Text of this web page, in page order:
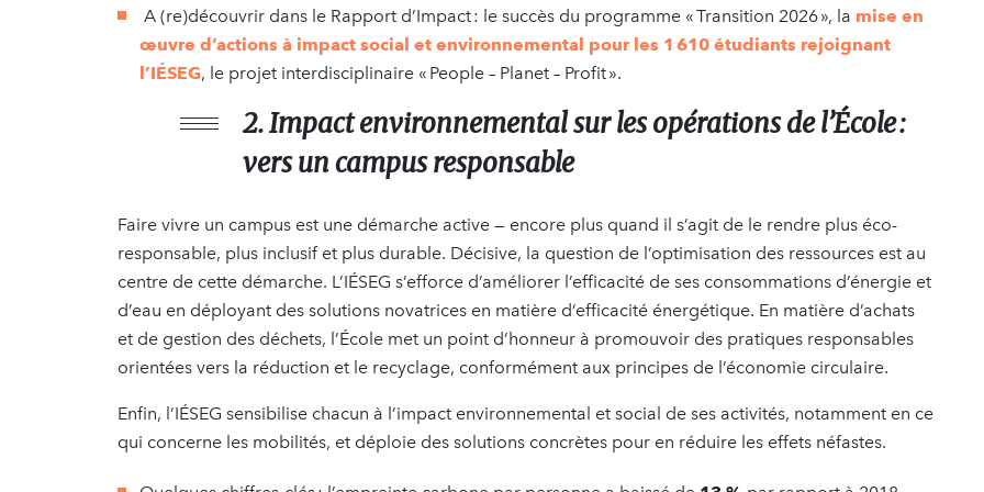
A (re)découvrir dans le Rapport d’Impact : le succès du programme « Transition 2026 », la mise en
œuvre d’actions à impact social et environnemental pour les 1 610 étudiants rejoignant
l’IÉSEG, le projet interdisciplinaire « People – Planet – Profit ».
2. Impact environnemental sur les opérations de l’École :
vers un campus responsable
Faire vivre un campus est une démarche active — encore plus quand il s’agit de le rendre plus éco-
responsable, plus inclusif et plus durable. Décisive, la question de l’optimisation des ressources est au
centre de cette démarche. L’IÉSEG s’efforce d’améliorer l’efficacité de ses consommations d’énergie et
d’eau en déployant des solutions novatrices en matière d’efficacité énergétique. En matière d’achats
et de gestion des déchets, l’École met un point d’honneur à promouvoir des pratiques responsables
orientées vers la réduction et le recyclage, conformément aux principes de l’économie circulaire.
Enfin, l’IÉSEG sensibilise chacun à l’impact environnemental et social de ses activités, notamment en ce
qui concerne les mobilités, et déploie des solutions concrètes pour en réduire les effets néfastes.